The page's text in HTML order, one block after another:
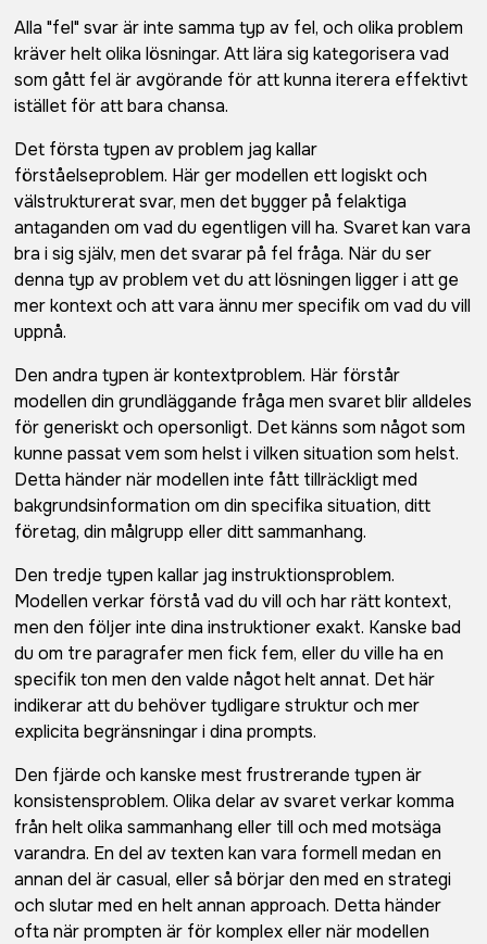
Alla "fel" svar är inte samma typ av fel, och olika problem
kräver helt olika lösningar. Att lära sig kategorisera vad
som gått fel är avgörande för att kunna iterera effektivt
istället för att bara chansa.
Det första typen av problem jag kallar
förståelseproblem. Här ger modellen ett logiskt och
välstrukturerat svar, men det bygger på felaktiga
antaganden om vad du egentligen vill ha. Svaret kan vara
bra i sig själv, men det svarar på fel fråga. När du ser
denna typ av problem vet du att lösningen ligger i att ge
mer kontext och att vara ännu mer specifik om vad du vill
uppnå.
Den andra typen är kontextproblem. Här förstår
modellen din grundläggande fråga men svaret blir alldeles
för generiskt och opersonligt. Det känns som något som
kunne passat vem som helst i vilken situation som helst.
Detta händer när modellen inte fått tillräckligt med
bakgrundsinformation om din specifika situation, ditt
företag, din målgrupp eller ditt sammanhang.
Den tredje typen kallar jag instruktionsproblem.
Modellen verkar förstå vad du vill och har rätt kontext,
men den följer inte dina instruktioner exakt. Kanske bad
du om tre paragrafer men fick fem, eller du ville ha en
specifik ton men den valde något helt annat. Det här
indikerar att du behöver tydligare struktur och mer
explicita begränsningar i dina prompts.
Den fjärde och kanske mest frustrerande typen är
konsistensproblem. Olika delar av svaret verkar komma
från helt olika sammanhang eller till och med motsäga
varandra. En del av texten kan vara formell medan en
annan del är casual, eller så börjar den med en strategi
och slutar med en helt annan approach. Detta händer
ofta när prompten är för komplex eller när modellen